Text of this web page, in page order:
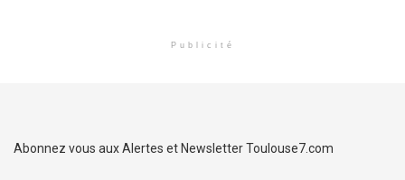
Publicité
Abonnez vous aux Alertes et Newsletter Toulouse7.com